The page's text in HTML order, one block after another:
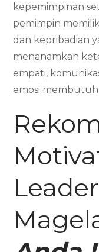
kepemimpinan
pemimpin
dan kepribadian
menanamkan
empati,
emosi